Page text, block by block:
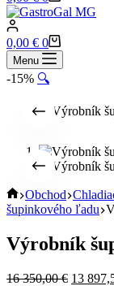
cart
Shopping
cart
0,00 € 0
Menu
-15% 🔍
Home
Obchod
šupinkového ľadu
Výrobník
16 350,00€ 13